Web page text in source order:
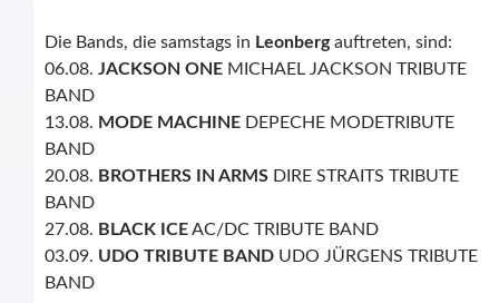
Die Bands, die samstags in Leonbergauftreten, sind:
06.08. JACKSON ONE MICHAEL JACKSON TRIBUTE
BAND
13.08. MODE MACHINE DEPECHE MODETRIBUTE
BAND
20.08. BROTHERS IN ARMS DIRE STRAITS TRIBUTE
BAND
27.08. BLACK ICEAC/DC TRIBUTE BAND
03.09. UDO TRIBUTE BAND UDO JÜRGENS TRIBUTE
BAND